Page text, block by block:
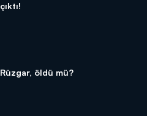
çıktı!
Rüzgar, öldü mü?